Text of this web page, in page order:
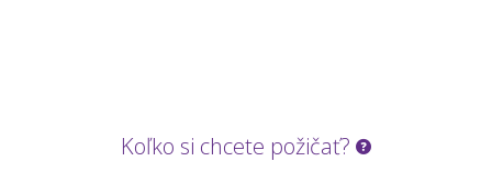
Koľko si chcete požičať?